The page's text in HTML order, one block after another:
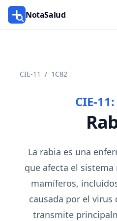
NotaSalud
CIE-11 / 1C82
CIE-11:
La rabia es una
que afecta el
mamíferos,
causada por el virus
transmite